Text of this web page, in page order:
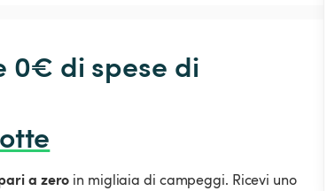
0€ di spese di
a zero in migliaia di campeggi. Ricevi uno